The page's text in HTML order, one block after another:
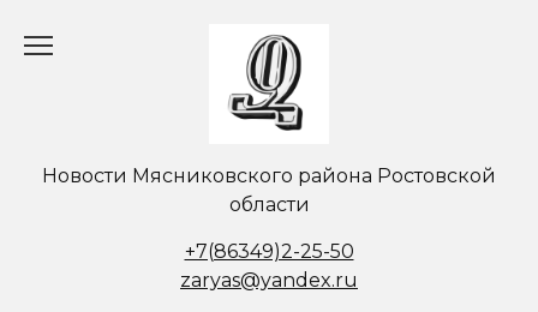
Новости Мясниковского района Ростовской
области
+7(86349)2-25-50
zaryas@yandex.ru